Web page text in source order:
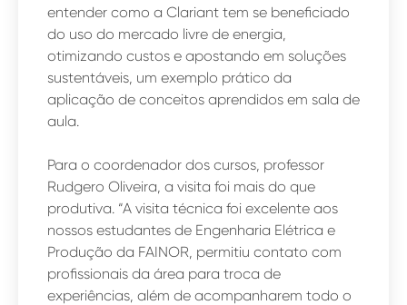
entender como a Clariant tem se beneficiado
do uso do mercado livre de energia,
otimizando custos e apostando em soluções
sustentáveis, um exemplo prático da
aplicação de conceitos aprendidos em sala de
aula.
Para o coordenador dos cursos, professor
Rudgero Oliveira, a visita foi mais do que
produtiva. “A visita técnica foi excelente aos
nossos estudantes de Engenharia Elétrica e
Produção da FAINOR, permitiu contato com
profissionais da área para troca de
experiências, além de acompanharem todo o